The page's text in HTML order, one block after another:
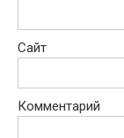
Сайт
Комментарий